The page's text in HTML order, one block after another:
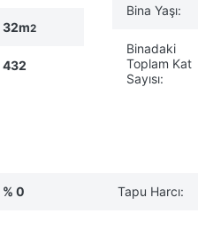
32m2
432
Bina Yaşı:
Binadaki
Toplam Kat
Sayısı:
% 0 Tapu Harcı: